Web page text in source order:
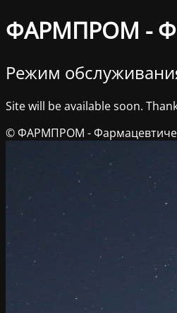
ФАРМПРОМ -
Режим
Site will be available soon.
© ФАРМПРОМ -